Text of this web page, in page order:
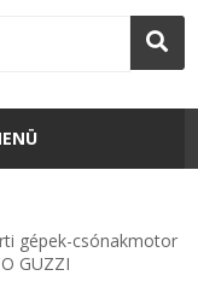
gépek-csónakmotor
GUZZI